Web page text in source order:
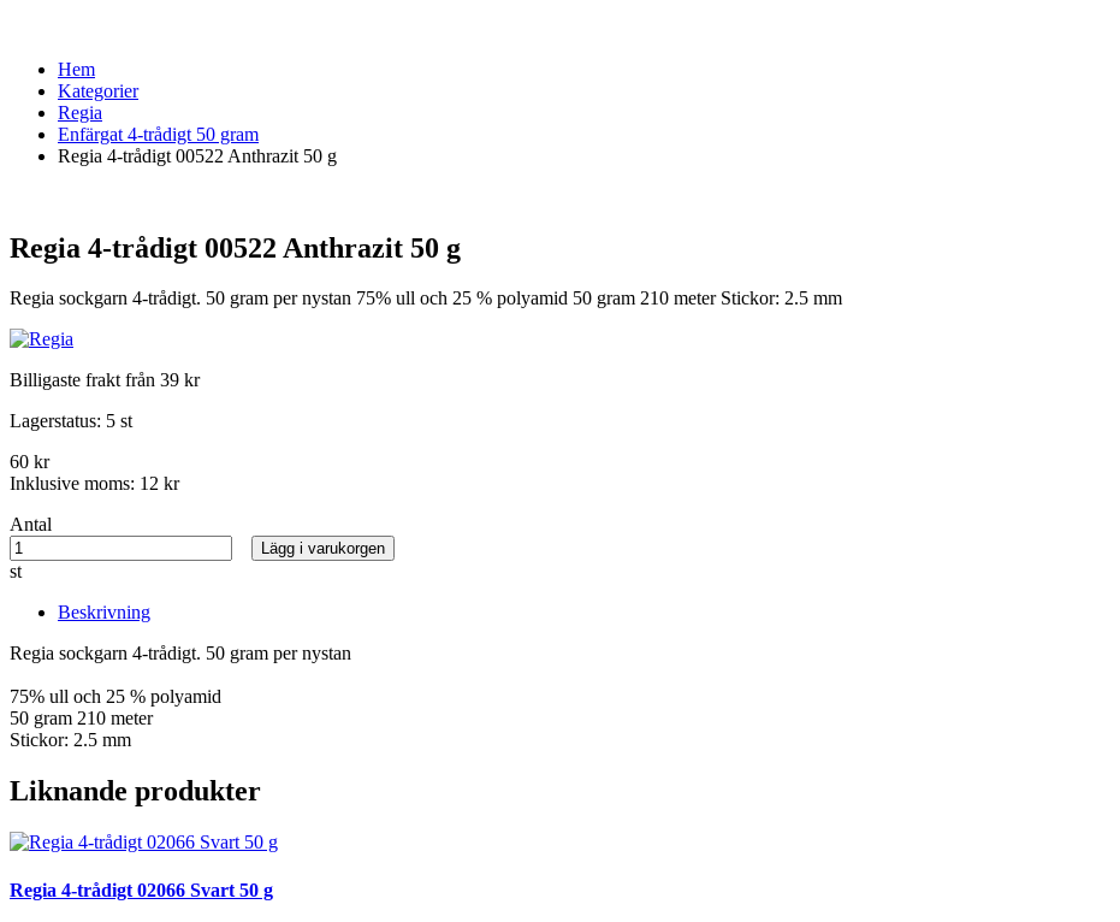
Hem
Kategorier
Regia
Enfärgat 4-trådigt 50 gram
Regia 4-trådigt 00522 Anthrazit 50 g
Regia 4-trådigt 00522 Anthrazit 50 g
Regia sockgarn 4-trådigt. 50 gram per nystan 75% ull och 25 % polyamid 50 gram 210 meter Stickor: 2.5 mm
Billigaste frakt från 39 kr
Lagerstatus: 5 st
60 kr
Inklusive moms: 12 kr
Antal
st
Lägg i varukorgen
Beskrivning
Regia sockgarn 4-trådigt. 50 gram per nystan
75% ull och 25 % polyamid
50 gram 210 meter
Stickor: 2.5 mm
Liknande produkter
Regia 4-trådigt 02066 Svart 50 g